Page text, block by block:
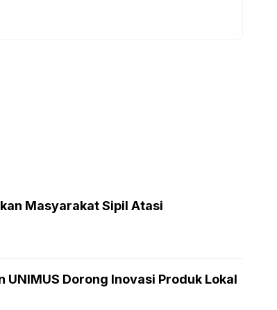
Masyarakat Sipil Atasi
UNIMUS Dorong Inovasi Produk Lokal